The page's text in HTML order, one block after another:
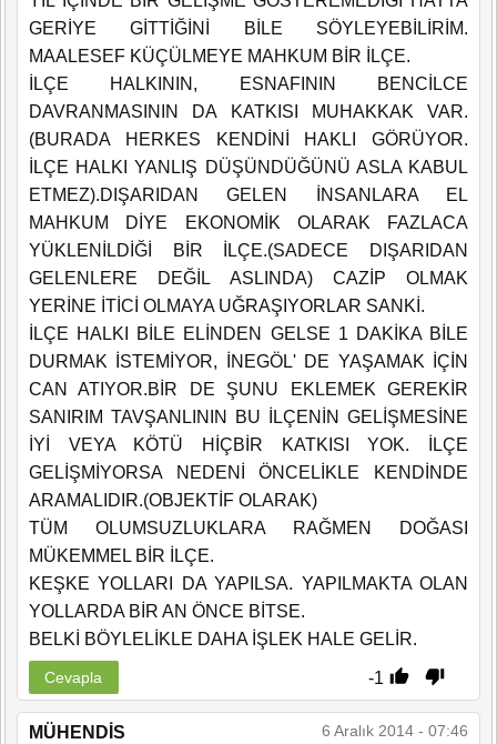
GERİYE GİTTİĞİNİ BİLE SÖYLEYEBİLİRİM.
MAALESEF KÜÇÜLMEYE MAHKUM BİR İLÇE.
İLÇE HALKININ, ESNAFININ BENCİLCE
DAVRANMASININ DA KATKISI MUHAKKAK VAR.
(BURADA HERKES KENDİNİ HAKLI GÖRÜYOR.
İLÇE HALKI YANLIŞ DÜŞÜNDÜĞÜNÜ ASLA KABUL
ETMEZ).DIŞARIDAN GELEN İNSANLARA EL
MAHKUM DİYE EKONOMİK OLARAK FAZLACA
YÜKLENİLDİĞİ BİR İLÇE.(SADECE DIŞARIDAN
GELENLERE DEĞİL ASLINDA) CAZİP OLMAK
YERİNE İTİCİ OLMAYA UĞRAŞIYORLAR SANKİ.
İLÇE HALKI BİLE ELİNDEN GELSE 1 DAKİKA BİLE
DURMAK İSTEMİYOR, İNEGÖL' DE YAŞAMAK İÇİN
CAN ATIYOR.BİR DE ŞUNU EKLEMEK GEREKİR
SANIRIM TAVŞANLININ BU İLÇENİN GELİŞMESİNE
İYİ VEYA KÖTÜ HİÇBİR KATKISI YOK. İLÇE
GELİŞMİYORSA NEDENİ ÖNCELİKLE KENDİNDE
ARAMALIDIR.(OBJEKTİF OLARAK)
TÜM OLUMSUZLUKLARA RAĞMEN DOĞASI
MÜKEMMEL BİR İLÇE.
KEŞKE YOLLARI DA YAPILSA. YAPILMAKTA OLAN
YOLLARDA BİR AN ÖNCE BİTSE.
BELKİ BÖYLELİKLE DAHA İŞLEK HALE GELİR.
-1
Cevapla
MÜHENDİS 6 Aralık 2014 - 07:46